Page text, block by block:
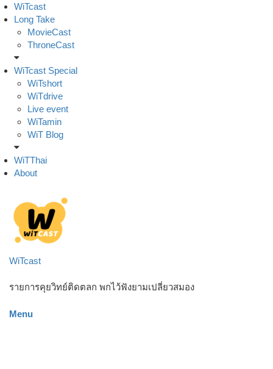
Skip
to
content
WiTcast
Long Take
MovieCast
ThroneCast
WiTcast Special
WiTshort
WiTdrive
Live event
WiTamin
WiT Blog
WiTThai
About
WiTcast
รายการคุยวิทย์ติดตลก พกไว้ฟังยามเปลี่ยวสมอง
Menu